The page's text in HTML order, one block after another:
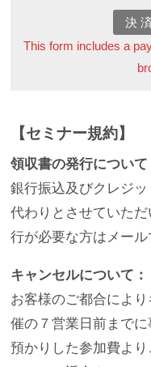
決
This form includes a
【セミナー規約】
領収書の発行について
銀行振込及びクレジ
代わりとさせていた
行が必要な方はメール
キャンセルについて：
お客様のご都合によ
催の７営業日前まで
預かりした参加費より